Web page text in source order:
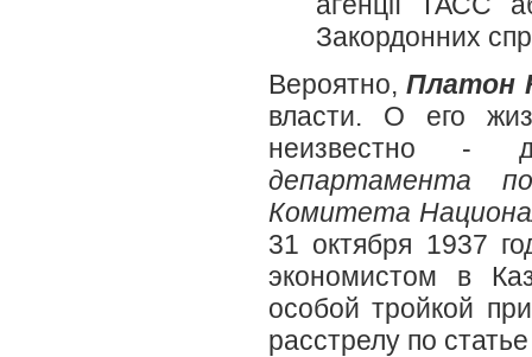
Закордонних
Вероятно,Платон
власти. О его
неизвестно -
департамента
Комитета
31 октября 1937
экономистом в
особой тройкой
расстрелу по